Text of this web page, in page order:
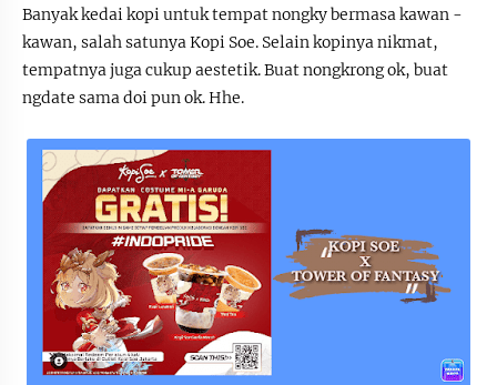
Banyak kedai kopi untuk tempat nongky bermasa kawan -
kawan, salah satunya Kopi Soe. Selain kopinya nikmat,
tempatnya juga cukup aestetik. Buat nongkrong ok, buat
ngdate sama doi pun ok. Hhe.